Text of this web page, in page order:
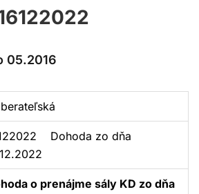
05.2016
Dohoda zo dňa
o prenájme sály KD zo dňa